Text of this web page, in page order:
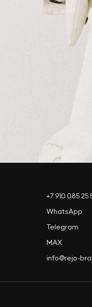
+7 910 085 25
WhatsApp
Telegram
MAX
info@rejo-